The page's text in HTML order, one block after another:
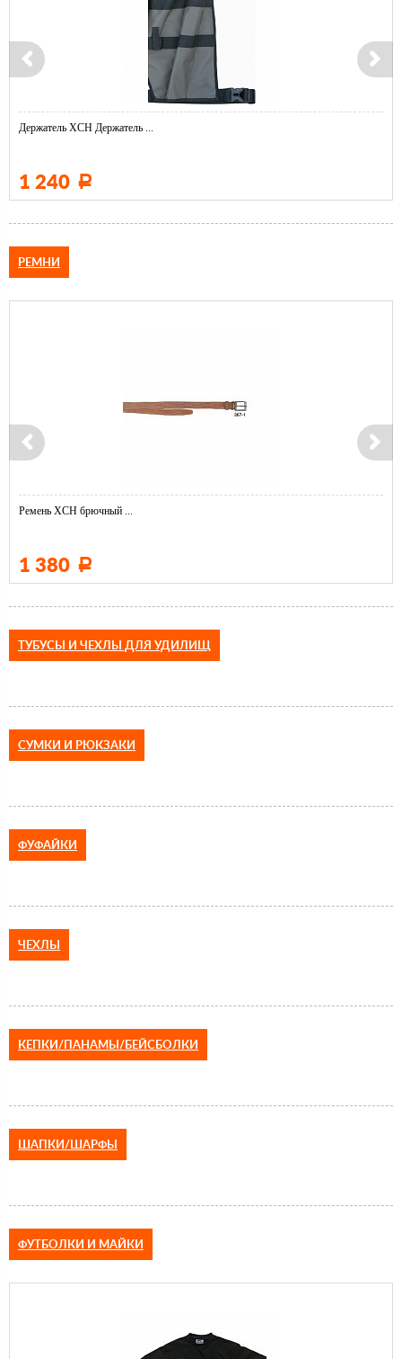
Держатель ХСН Держатель ...
1 240 Р
РЕМНИ
Ремень ХСН брючный ...
1 380 Р
ТУБУСЫ И ЧЕХЛЫ ДЛЯ УДИЛИЩ
СУМКИ И РЮКЗАКИ
ФУФАЙКИ
ЧЕХЛЫ
КЕПКИ/ПАНАМЫ/БЕЙСБОЛКИ
ШАПКИ/ШАРФЫ
ФУТБОЛКИ И МАЙКИ